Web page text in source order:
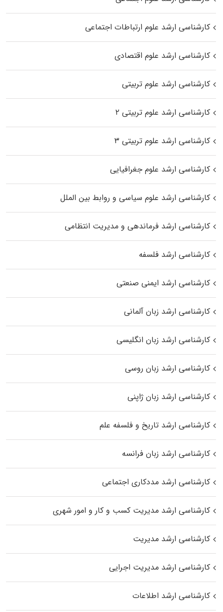
کارشناسی ارشد علوم ارتباطات اجتماعی
کارشناسی ارشد علوم اقتصادی
کارشناسی ارشد علوم تربیتی
کارشناسی ارشد علوم تربیتی ۲
کارشناسی ارشد علوم تربیتی ۳
کارشناسی ارشد علوم جغرافیایی
کارشناسی ارشد علوم سیاسی و روابط بین الملل
کارشناسی ارشد فرماندهی و مدیریت انتظامی
کارشناسی ارشد فلسفه
کارشناسی ارشد ایمنی صنعتی
کارشناسی ارشد زبان آلمانی
کارشناسی ارشد زبان انگلیسی
کارشناسی ارشد زبان روسی
کارشناسی ارشد زبان ژاپنی
کارشناسی ارشد تاریخ و فلسفه علم
کارشناسی ارشد زبان فرانسه
کارشناسی ارشد مددکاری اجتماعی
کارشناسی ارشد مدیریت کسب و کار و امور شهری
کارشناسی ارشد مدیریت
کارشناسی ارشد مدیریت اجرایی
کارشناسی ارشد اطلاعات